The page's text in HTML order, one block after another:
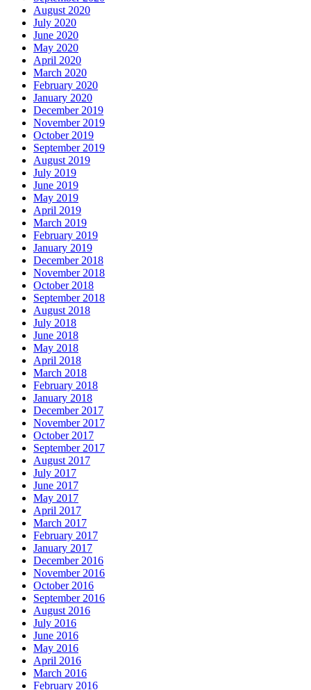
August 2020
July 2020
June 2020
May 2020
April 2020
March 2020
February 2020
January 2020
December 2019
November 2019
October 2019
September 2019
August 2019
July 2019
June 2019
May 2019
April 2019
March 2019
February 2019
January 2019
December 2018
November 2018
October 2018
September 2018
August 2018
July 2018
June 2018
May 2018
April 2018
March 2018
February 2018
January 2018
December 2017
November 2017
October 2017
September 2017
August 2017
July 2017
June 2017
May 2017
April 2017
March 2017
February 2017
January 2017
December 2016
November 2016
October 2016
September 2016
August 2016
July 2016
June 2016
May 2016
April 2016
March 2016
February 2016